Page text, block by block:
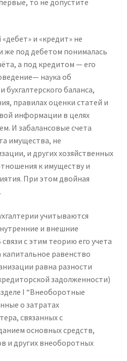
и «кредит» не
же под дебетом понималась
а под кредитом — его
наука об
баланса,
правилах оценки статей и
информации в целях
И забалансовые счета
имущества, не
и других хозяйственных
к имуществу и
При этом двойная
учитываются
и внешние
с этим теорию его учета
равенство
равна разности
задолженности)
I “Внеоборотные
о затратах
связанных с
основных средств,
и других внеоборотных